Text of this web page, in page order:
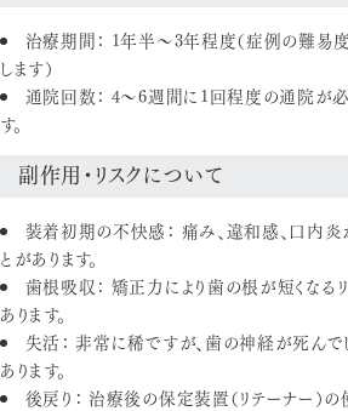
治療期間： 1年半〜3年程度（症例の難易
します）
通院回数： 4〜6週間に1回程度の通院が必
す。
副作用・リスクについて
装着初期の不快感： 痛み、違和感、口内炎
とがあります。
歯根吸収： 矯正力により歯の根が短くなる
あります。
失活： 非常に稀ですが、歯の神経が死んで
あります。
後戻り： 治療後の保定装置（リテーナー）